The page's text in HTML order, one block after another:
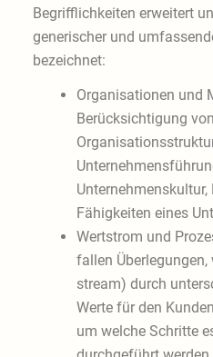
Begrifflichkeiten erweitert
generischer und
bezeichnet:
Organisationen und
Berücksichtigung
Fähigkeiten eines
Wertstrom und
fallen
stream) durch
Werte für den
um welche Schritte